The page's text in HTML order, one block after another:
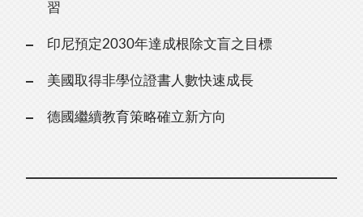
習
印尼預定2030年達成根除文盲之目標
美國取得非學位證書人數快速成長
德國繼續教育策略確立新方向